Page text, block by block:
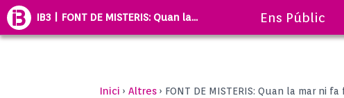
IB3 | FONT DE MISTERIS: Quan la... Ens Públic
Inici › Altres › FONT DE MISTERIS: Quan la mar ni